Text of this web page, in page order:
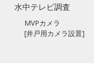
水中テレビ調査
MVPカメラ
[井戸用カメラ設置]